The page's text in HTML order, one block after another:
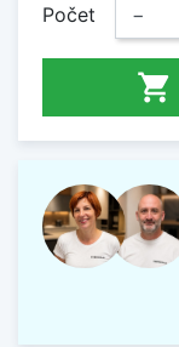
Počet −
